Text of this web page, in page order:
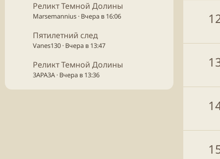
Реликт Темной Долины
Marsemannius Вчера в 16:06
Пятилетний след
Vanes130 Вчера в 13:47
Реликт Темной Долины
3APA3A Вчера в 13:36